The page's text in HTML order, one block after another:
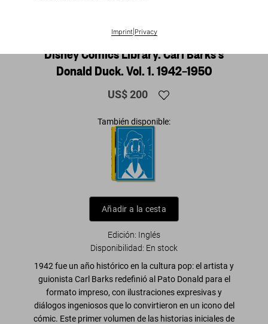
Imprint| Privacy
XXL
Disney Comics Library. Carl Barks’s
Donald Duck. Vol. 1. 1942–1950
US$ 200
También disponible:
Añadir a la cesta
Edición: Inglés
Disponibilidad: En stock
1942 fue un año histórico en la cultura pop: el artista y
guionista Carl Barks redefinió al Pato Donald para el
formato impreso, con ilustraciones expresivas y
diálogos ingeniosos que lo convirtieron en un icono del
cómic. Este primer volumen de las historias iniciales de